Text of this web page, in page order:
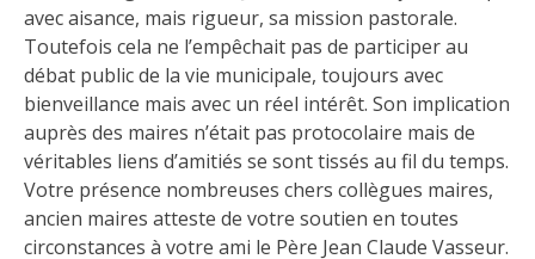
avec aisance, mais rigueur, sa mission pastorale.
Toutefois cela ne l’empêchait pas de participer au
débat public de la vie municipale, toujours avec
bienveillance mais avec un réel intérêt. Son implication
auprès des maires n’était pas protocolaire mais de
véritables liens d’amitiés se sont tissés au fil du temps.
Votre présence nombreuses chers collègues maires,
ancien maires atteste de votre soutien en toutes
circonstances à votre ami le Père Jean Claude Vasseur.